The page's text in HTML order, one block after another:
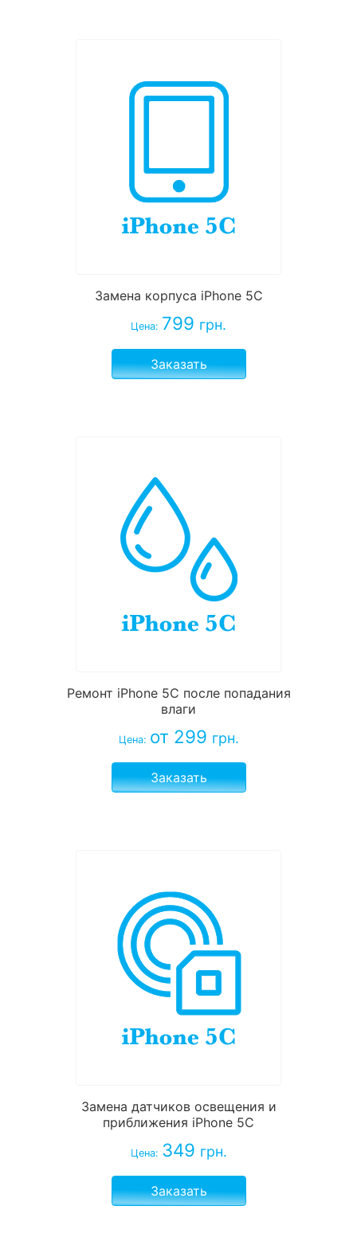
Замена корпуса iPhone 5C
Цена: 799 грн.
Заказать
Ремонт iPhone 5С после попадания
влаги
Цена: от 299 грн.
Заказать
Замена датчиков освещения и
приближения iPhone 5C
Цена: 349 грн.
Заказать